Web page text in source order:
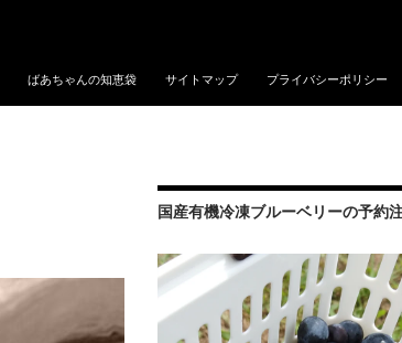
ばあちゃんの知恵袋 サイトマップ プライバシーポリシー
国産有機冷凍ブルーベリーの予約